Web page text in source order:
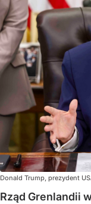
Donald Trump, prezydent
Rząd Grenlandii